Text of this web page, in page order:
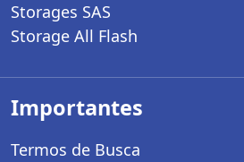
Storages SAS
Storage All Flash
Importantes
Termos de Busca